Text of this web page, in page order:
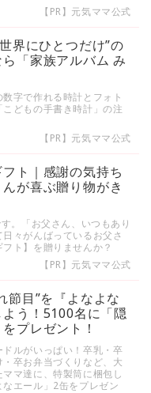
【PR】元気ママ公式
界にひとつだけ”の
「家族アルバム み
字で作れる時計とフォト
どもの手書き時計」の注
【PR】元気ママ公式
ト｜感謝の気持ち
が喜ぶ贈り物がき
。「お父さん、いつもあり
々がんばっているお父さ
ト】を贈りませんか？
【PR】元気ママ公式
節目”を『よなよな
う！5100名に「隠
プレゼント！
ルがいっぱい！卒乳・卒
卒お弁当づくりなど、大
マ達に、特製筒に梱包し
エール」2缶をプレゼン